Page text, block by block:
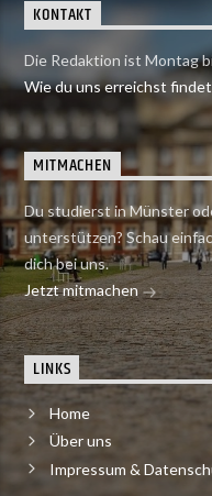
KONTAKT
Die Redaktion ist Montag
Wie du uns erreichst
MITMACHEN
Du studierst in Münster
unterstützen? Schau
dich bei uns.
Jetzt mitmachen
LINKS
Home
Über uns
Impressum &